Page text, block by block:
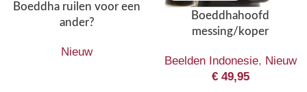
Boeddha ruilen voor een
ander?
Nieuw
Boeddhahoofd
messing/koper
Beelden Indonesie, Nieuw
€49,95